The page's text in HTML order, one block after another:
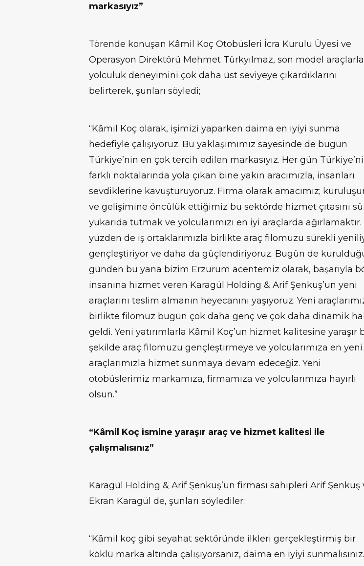
markasıyız”
Törende konuşan Kâmil Koç Otobüsleri İcra Kurulu Üyesi ve
Operasyon Direktörü Mehmet Türkyılmaz, son model araçlarla
yolculuk deneyimini çok daha üst seviyeye çıkardıklarını
belirterek, şunları söyledi;
“Kâmil Koç olarak, işimizi yaparken daima en iyiyi sunma
hedefiyle çalışıyoruz. Bu yaklaşımımız sayesinde de bugün
Türkiye’nin en çok tercih edilen markasıyız. Her gün
farklı noktalarında yola çıkan bine yakın aracımızla, insanları
sevdiklerine kavuşturuyoruz. Firma olarak amacımız;
ve gelişimine öncülük ettiğimiz bu sektörde hizmet çıtasını
yukarıda tutmak ve yolcularımızı en iyi araçlarda ağırlamaktır.
yüzden de iş ortaklarımızla birlikte araç filomuzu sürekli
gençleştiriyor ve daha da güçlendiriyoruz. Bugün de
günden bu yana bizim Erzurum acentemiz olarak, başarıyla
insanına hizmet veren Karagül Holding & Arif Şenkuş’un yeni
araçlarını teslim almanın heyecanını yaşıyoruz. Yeni
birlikte filomuz bugün çok daha genç ve çok daha dinamik
geldi. Yeni yatırımlarla Kâmil Koç’un hizmet kalitesine yaraşır
şekilde araç filomuzu gençleştirmeye ve yolcularımıza en yeni
araçlarımızla hizmet sunmaya devam edeceğiz. Yeni
otobüslerimiz markamıza, firmamıza ve yolcularımıza hayırlı
olsun.”
“Kâmil Koç ismine yaraşır araç ve hizmet kalitesi ile
çalışmalısınız”
Karagül Holding & Arif Şenkuş’un firması sahipleri Arif Şenkuş
Ekran Karagül de, şunları söylediler:
“Kâmil koç gibi seyahat sektöründe ilkleri gerçekleştirmiş bir
köklü marka altında çalışıyorsanız, daima en iyiyi sunmalısınız.